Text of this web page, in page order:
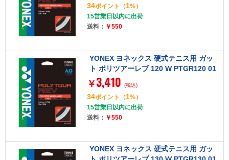
34ポイント （1%）
15営業日以内に出荷
送料： ￥550
YONEX ヨネックス 硬式テニス用 ガッ
ト ポリツアーレブ 120 W PTGR120 01
1
￥ 3,410 (税込)
34ポイント （1%）
15営業日以内に出荷
送料： ￥550
YONEX ヨネックス 硬式テニス用 ガッ